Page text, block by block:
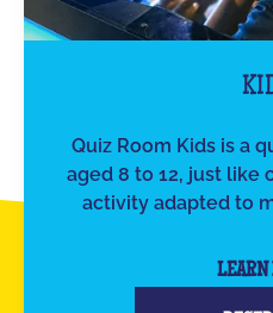
Quiz Room Kids is a
aged 8 to 12, just like
activity adapted to
LEARN